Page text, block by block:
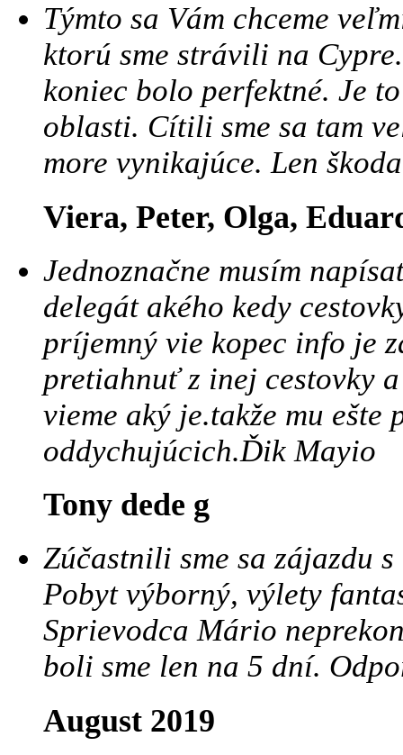
Týmto sa Vám chceme
ktorú sme strávili na
koniec bolo perfektné. Je
oblasti. Cítili sme sa tam
more vynikajúce. Len
Viera, Peter, Olga,
Jednoznačne musím
delegát akého kedy
príjemný vie kopec info je
pretiahnuť z inej cestovky
vieme aký je.takže mu
oddychujúcich.Ďik Mayio
Tony dede g
Zúčastnili sme sa zájazdu
Pobyt výborný, výlety
Sprievodca Mário
boli sme len na 5 dní.
August 2019